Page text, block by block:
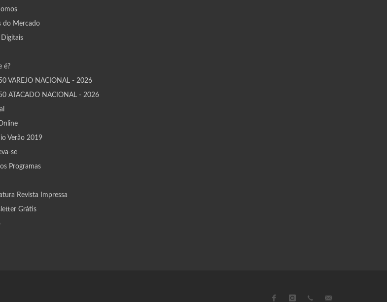
do Mercado
Digitais
é?
50 VAREJO NACIONAL - 2026
50 ATACADO NACIONAL - 2026
Verão 2019
se
Programas
Revista Impressa
Grátis